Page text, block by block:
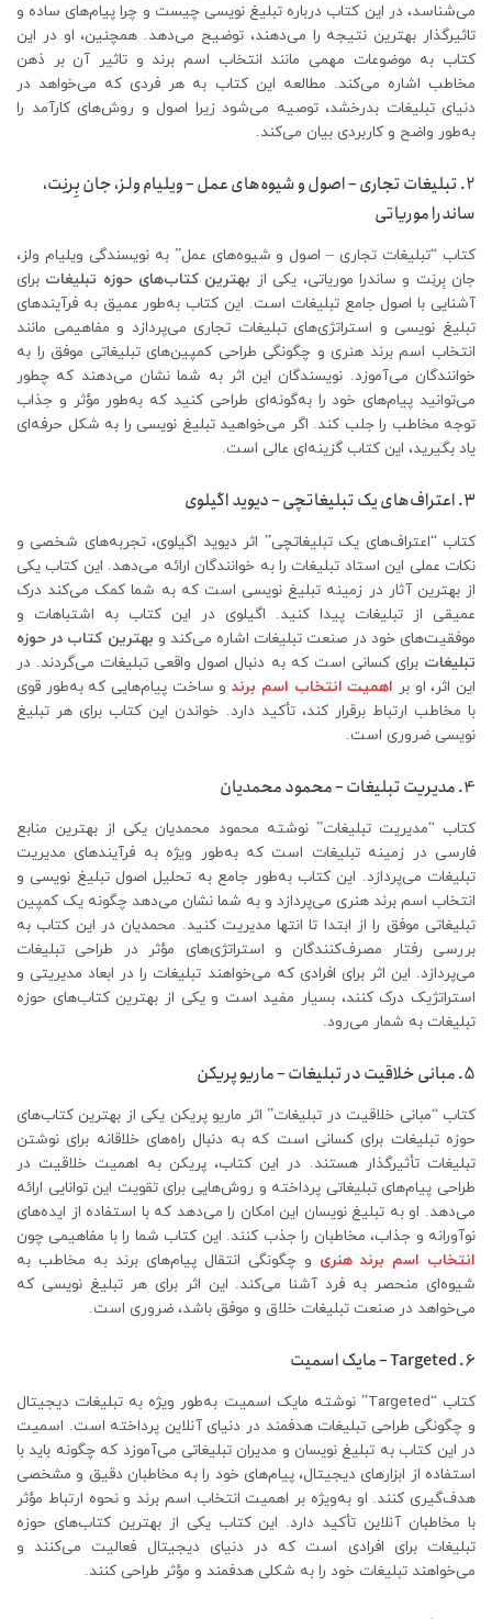
می‌شناسد، در این کتاب درباره تبلیغ نویسی چیست و چرا پیام‌های ساده و
تاثیرگذار بهترین نتیجه را می‌دهند، توضیح می‌دهد. همچنین، او در این
کتاب به موضوعات مهمی مانند انتخاب اسم برند و تاثیر آن بر ذهن
مخاطب اشاره می‌کند. مطالعه این کتاب به هر فردی که می‌خواهد در
دنیای تبلیغات بدرخشد، توصیه می‌شود زیرا اصول و روش‌های کارآمد را
به‌طور واضح و کاربردی بیان می‌کند.
2. تبلیغات تجاری – اصول و شیوه‌های عمل – ویلیام ولز، جان بِرنِت،
ساندرا موریاتی
کتاب “تبلیغات تجاری – اصول و شیوه‌های عمل” به نویسندگی ویلیام ولز،
جان بِرنِت و ساندرا موریاتی، یکی از بهترین کتاب‌های حوزه تبلیغات برای
آشنایی با اصول جامع تبلیغات است. این کتاب به‌طور عمیق به فرآیندهای
تبلیغ نویسی و استراتژی‌های تبلیغات تجاری می‌پردازد و مفاهیمی مانند
انتخاب اسم برند هنری و چگونگی طراحی کمپین‌های تبلیغاتی موفق را به
خوانندگان می‌آموزد. نویسندگان این اثر به شما نشان می‌دهند که چطور
می‌توانید پیام‌های خود را به‌گونه‌ای طراحی کنید که به‌طور مؤثر و جذاب
توجه مخاطب را جلب کند. اگر می‌خواهید تبلیغ نویسی را به شکل حرفه‌ای
یاد بگیرید، این کتاب گزینه‌ای عالی است.
3. اعتراف‌های یک تبلیغاتچی – دیوید اگیلوی
کتاب “اعتراف‌های یک تبلیغاتچی” اثر دیوید اگیلوی، تجربه‌های شخصی و
نکات عملی این استاد تبلیغات را به خوانندگان ارائه می‌دهد. این کتاب یکی
از بهترین آثار در زمینه تبلیغ نویسی است که به شما کمک می‌کند درک
عمیقی از تبلیغات پیدا کنید. اگیلوی در این کتاب به اشتباهات و
موفقیت‌های خود در صنعت تبلیغات اشاره می‌کند و بهترین کتاب در حوزه
تبلیغات برای کسانی است که به دنبال اصول واقعی تبلیغات می‌گردند. در
این اثر، او بر اهمیت انتخاب اسم برندو ساخت پیام‌هایی که به‌طور قوی
با مخاطب ارتباط برقرار کند، تأکید دارد. خواندن این کتاب برای هر تبلیغ
نویسی ضروری است.
4. مدیریت تبلیغات – محمود محمدیان
کتاب “مدیریت تبلیغات” نوشته محمود محمدیان یکی از بهترین منابع
فارسی در زمینه تبلیغات است که به‌طور ویژه به فرآیندهای مدیریت
تبلیغات می‌پردازد. این کتاب به‌طور جامع به تحلیل اصول تبلیغ نویسی و
انتخاب اسم برند هنری می‌پردازد و به شما نشان می‌دهد چگونه یک کمپین
تبلیغاتی موفق را از ابتدا تا انتها مدیریت کنید. محمدیان در این کتاب به
بررسی رفتار مصرف‌کنندگان و استراتژی‌های مؤثر در طراحی تبلیغات
می‌پردازد. این اثر برای افرادی که می‌خواهند تبلیغات را در ابعاد مدیریتی و
استراتژیک درک کنند، بسیار مفید است و یکی از بهترین کتاب‌های حوزه
تبلیغات به شمار می‌رود.
5. مبانی خلاقیت در تبلیغات – ماریو پریکن
کتاب “مبانی خلاقیت در تبلیغات” اثر ماریو پریکن یکی از بهترین کتاب‌های
حوزه تبلیغات برای کسانی است که به دنبال راه‌های خلاقانه برای نوشتن
تبلیغات تأثیرگذار هستند. در این کتاب، پریکن به اهمیت خلاقیت در
طراحی پیام‌های تبلیغاتی پرداخته و روش‌هایی برای تقویت این توانایی ارائه
می‌دهد. او به تبلیغ نویسان این امکان را می‌دهد که با استفاده از ایده‌های
نوآورانه و جذاب، مخاطبان را جذب کنند. این کتاب شما را با مفاهیمی چون
انتخاب اسم برند هنری و چگونگی انتقال پیام‌های برند به مخاطب به
شیوه‌ای منحصر به فرد آشنا می‌کند. این اثر برای هر تبلیغ نویسی که
می‌خواهد در صنعت تبلیغات خلاق و موفق باشد، ضروری است.
6. Targeted – مایک اسمیت
کتاب “Targeted” نوشته مایک اسمیت به‌طور ویژه به تبلیغات دیجیتال
و چگونگی طراحی تبلیغات هدفمند در دنیای آنلاین پرداخته است. اسمیت
در این کتاب به تبلیغ نویسان و مدیران تبلیغاتی می‌آموزد که چگونه باید با
استفاده از ابزارهای دیجیتال، پیام‌های خود را به مخاطبان دقیق و مشخصی
هدف‌گیری کنند. او به‌ویژه بر اهمیت انتخاب اسم برند و نحوه ارتباط مؤثر
با مخاطبان آنلاین تأکید دارد. این کتاب یکی از بهترین کتاب‌های حوزه
تبلیغات برای افرادی است که در دنیای دیجیتال فعالیت می‌کنند و
می‌خواهند تبلیغات خود را به شکلی هدفمند و مؤثر طراحی کنند.